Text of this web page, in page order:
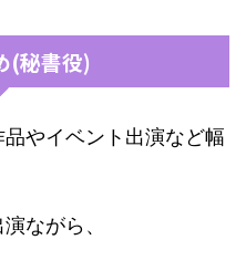
(秘書役)
やイベント出演など幅
ながら、